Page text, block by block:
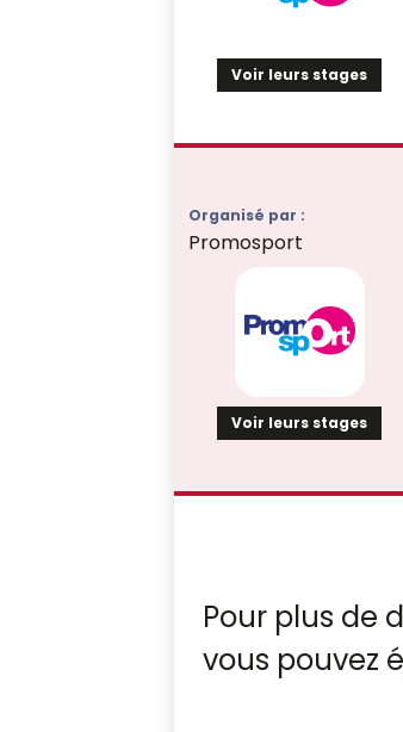
Voir leurs stages
Organisé par :
Promosport
Voir leurs stages
Pour plus de
vous pouvez